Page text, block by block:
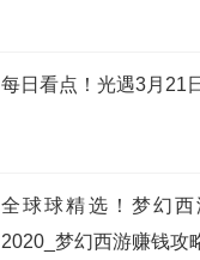
每日看点！光遇3月21
全球球精选！梦幻
2020_梦幻西游赚钱攻